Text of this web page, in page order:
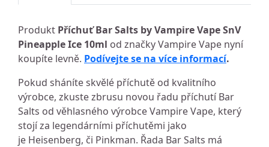
Produkt Příchuť Bar Salts by Vampire Vape SnV
Pineapple Ice 10ml od značky Vampire Vape nyní
koupíte levně. Podívejte se na více informací.
Pokud sháníte skvělé příchutě od kvalitního
výrobce, zkuste zbrusu novou řadu příchutí Bar
Salts od věhlasného výrobce Vampire Vape, který
stojí za legendárními příchutěmi jako
je Heisenberg, či Pinkman. Řada Bar Salts má